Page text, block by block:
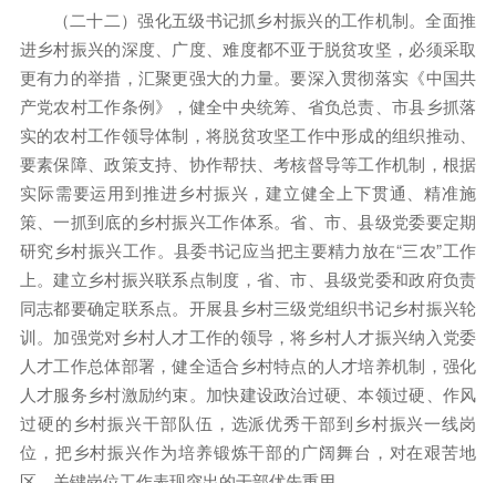
（二十二）强化五级书记抓乡村振兴的工作机制。全面推
进乡村振兴的深度、广度、难度都不亚于脱贫攻坚，必须采取
更有力的举措，汇聚更强大的力量。要深入贯彻落实《中国共
产党农村工作条例》，健全中央统筹、省负总责、市县乡抓落
实的农村工作领导体制，将脱贫攻坚工作中形成的组织推动、
要素保障、政策支持、协作帮扶、考核督导等工作机制，根据
实际需要运用到推进乡村振兴，建立健全上下贯通、精准施
策、一抓到底的乡村振兴工作体系。省、市、县级党委要定期
研究乡村振兴工作。县委书记应当把主要精力放在“三农”工作
上。建立乡村振兴联系点制度，省、市、县级党委和政府负责
同志都要确定联系点。开展县乡村三级党组织书记乡村振兴轮
训。加强党对乡村人才工作的领导，将乡村人才振兴纳入党委
人才工作总体部署，健全适合乡村特点的人才培养机制，强化
人才服务乡村激励约束。加快建设政治过硬、本领过硬、作风
过硬的乡村振兴干部队伍，选派优秀干部到乡村振兴一线岗
位，把乡村振兴作为培养锻炼干部的广阔舞台，对在艰苦地